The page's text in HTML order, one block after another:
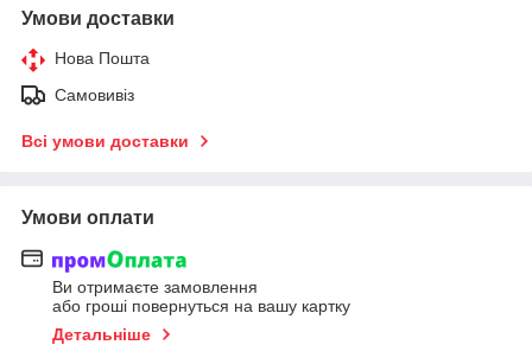
Умови доставки
Нова Пошта
Самовивіз
Всі умови доставки
Умови оплати
Ви отримаєте замовлення
або гроші повернуться на вашу картку
Детальніше